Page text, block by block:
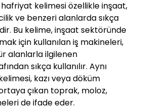
kelimesi özellikle inşaat,
ve benzeri alanlarda sıkça
Bu kelime, inşaat sektöründe
için kullanılan iş makineleri,
alanlarla ilgilenen
sıkça kullanılır. Aynı
kazı veya döküm
çıkan toprak, moloz,
de ifade eder.